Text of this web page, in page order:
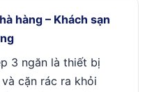
hàng – Khách sạn
3 ngăn là thiết bị
cặn rác ra khỏi